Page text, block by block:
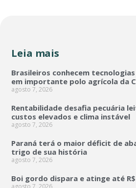
Leia mais
Brasileiros conhecem
em importante polo agrícola da
agosto 7, 2026
Rentabilidade desafia pecuária
custos elevados e clima instável
agosto 7, 2026
Paraná terá o maior déficit de
trigo de sua história
agosto 7, 2026
Boi gordo dispara e atinge até
agosto 7, 2026